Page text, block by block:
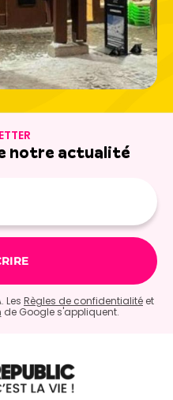
notre actualité
Les Règles de confidentialité et
de Google s'appliquent.